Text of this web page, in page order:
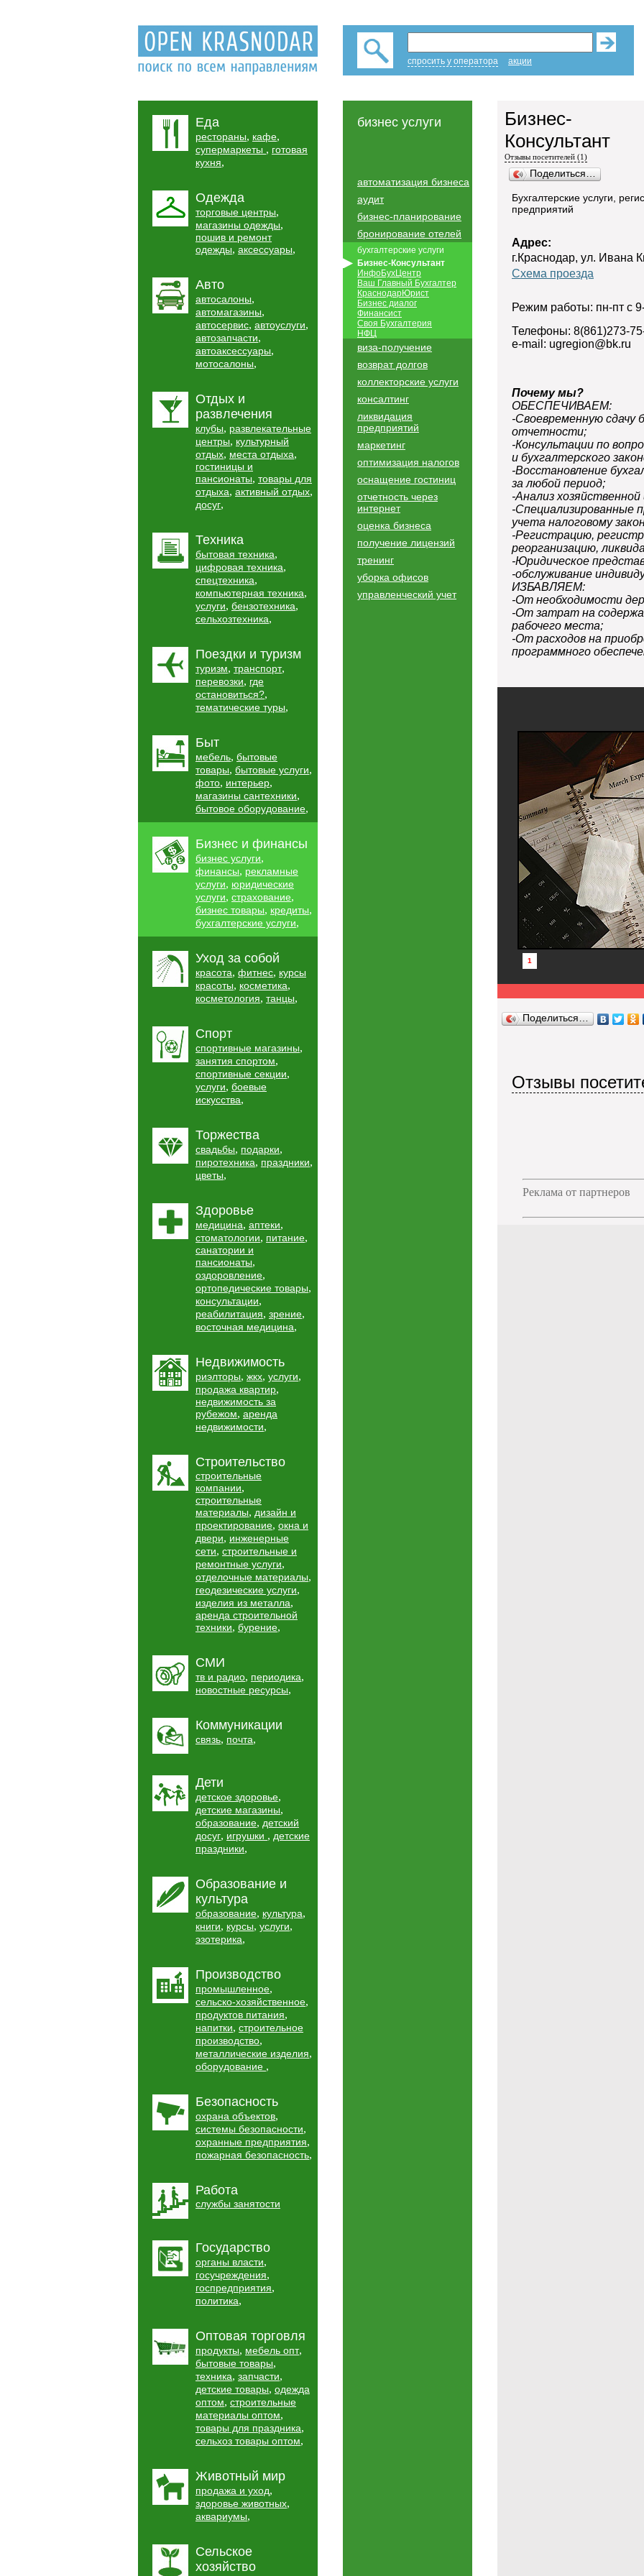
спросить у оператора акции
Еда
рестораны, кафе,
супермаркеты , готовая
кухня,
Одежда
торговые центры,
магазины одежды,
пошив и ремонт
одежды, аксессуары,
Авто
автосалоны,
автомагазины,
автосервис, автоуслуги,
автозапчасти,
автоаксессуары,
мотосалоны,
Отдых и
развлечения
клубы, развлекательные
центры, культурный
отдых, места отдыха,
гостиницы и
пансионаты, товары для
отдыха, активный отдых,
досуг,
Техника
бытовая техника,
цифровая техника,
спецтехника,
компьютерная техника,
услуги, бензотехника,
сельхозтехника,
Поездки и туризм
туризм, транспорт,
перевозки, где
остановиться?,
тематические туры,
Быт
мебель, бытовые
товары, бытовые услуги,
фото, интерьер,
магазины сантехники,
бытовое оборудование,
Бизнес и финансы
бизнес услуги,
финансы, рекламные
услуги, юридические
услуги, страхование,
бизнес товары, кредиты,
бухгалтерские услуги,
Уход за собой
красота, фитнес, курсы
красоты, косметика,
косметология, танцы,
Спорт
спортивные магазины,
занятия спортом,
спортивные секции,
услуги, боевые
искусства,
Торжества
свадьбы, подарки,
пиротехника, праздники,
цветы,
Здоровье
медицина, аптеки,
стоматологии, питание,
санатории и
пансионаты,
оздоровление,
ортопедические товары,
консультации,
реабилитация, зрение,
восточная медицина,
Недвижимость
риэлторы, жкх, услуги,
продажа квартир,
недвижимость за
рубежом, аренда
недвижимости,
Строительство
строительные
компании,
строительные
материалы, дизайн и
проектирование, окна и
двери, инженерные
сети, строительные и
ремонтные услуги,
отделочные материалы,
геодезические услуги,
изделия из металла,
аренда строительной
техники, бурение,
СМИ
тв и радио, периодика,
новостные ресурсы,
Коммуникации
связь, почта,
Дети
детское здоровье,
детские магазины,
образование, детский
досуг, игрушки , детские
праздники,
Образование и
культура
образование, культура,
книги, курсы, услуги,
эзотерика,
Производство
промышленное,
сельско-хозяйственное,
продуктов питания,
напитки, строительное
производство,
металлические изделия,
оборудование ,
Безопасность
охрана объектов,
системы безопасности,
охранные предприятия,
пожарная безопасность,
Работа
службы занятости
Государство
органы власти,
госучреждения,
госпредприятия,
политика,
Оптовая торговля
продукты, мебель опт,
бытовые товары,
техника, запчасти,
детские товары, одежда
оптом, строительные
материалы оптом,
товары для праздника,
сельхоз товары оптом,
Животный мир
продажа и уход,
здоровье животных,
аквариумы,
Сельское
хозяйство
бизнес услуги
автоматизация бизнеса
аудит
бизнес-планирование
бронирование отелей
бухгалтерские услуги
Бизнес-Консультант
ИнфоБухЦентр
Ваш Главный Бухгалтер
КраснодарЮрист
Бизнес диалог
Финансист
Своя Бухгалтерия
НФЦ
виза-получение
возврат долгов
коллекторские услуги
консалтинг
ликвидация
предприятий
маркетинг
оптимизация налогов
оснащение гостиниц
отчетность через
интернет
оценка бизнеса
получение лицензий
тренинг
уборка офисов
управленческий учет
Бизнес-
Консультант
Отзывы посетителей (1)
Поделиться…
Бухгалтерские услуги,
предприятий
Адрес:
г.Краснодар, ул. Ивана
Схема проезда
Режим работы: пн-пт с
Телефоны: 8(861)273-
e-mail: ugregion@bk.ru
Почему мы?
ОБЕСПЕЧИВАЕМ:
-Своевременную сдачу
отчетности;
-Консультации по
и бухгалтерского
-Восстановление
за любой период;
-Анализ
-Специализированные
учета налоговому
-Регистрацию,
реорганизацию,
-Юридическое
-обслуживание
ИЗБАВЛЯЕМ:
-От необходимости
-От затрат на
рабочего места;
-От расходов на
программного
1
Поделиться…
Отзывы
Реклама от партнеров